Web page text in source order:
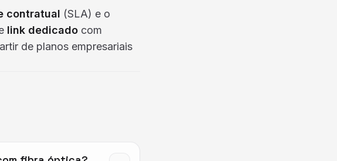
contratual (SLA) e o
link dedicado com
de planos empresariais